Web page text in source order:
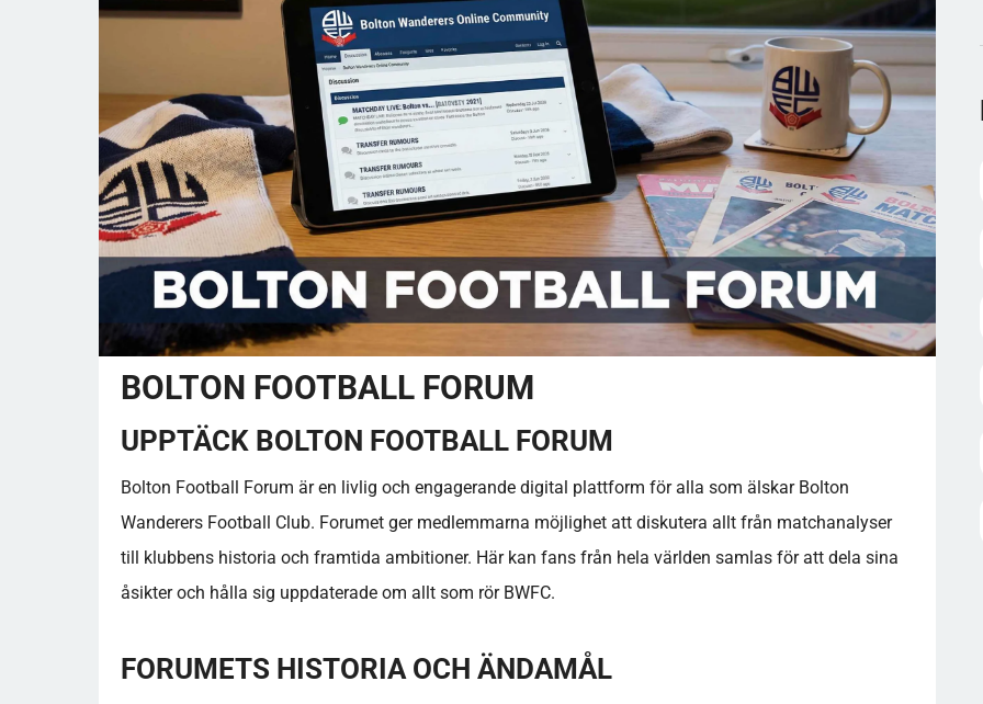
BOLTON FOOTBALL FORUM
UPPTÄCK BOLTON FOOTBALL FORUM
Bolton Football Forum är en livlig och engagerande digital plattform för alla som älskar Bolton
Wanderers Football Club. Forumet ger medlemmarna möjlighet att diskutera allt från matchanalyser
till klubbens historia och framtida ambitioner. Här kan fans från hela världen samlas för att dela sina
åsikter och hålla sig uppdaterade om allt som rör BWFC.
FORUMETS HISTORIA OCH ÄNDAMÅL